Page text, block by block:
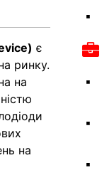
є
ринку.
на
на